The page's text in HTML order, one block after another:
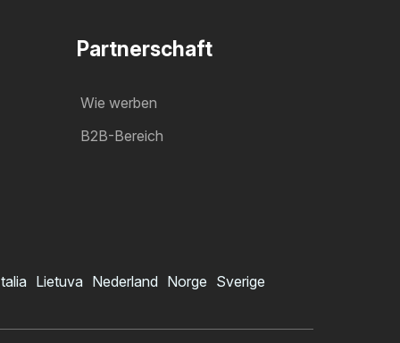
Partnerschaft
Wie werben
B2B-Bereich
Lietuva Nederland Norge Sverige